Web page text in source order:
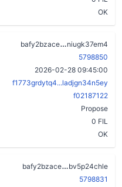
OK
bafy2bzace
niugk37em4
5798850
2026-02-28 09:45:00
f1773grdytq4...ladjgn34n5ey
f02187122
Propose
0 FIL
OK
bafy2bzace
bv5p24chle
5798831